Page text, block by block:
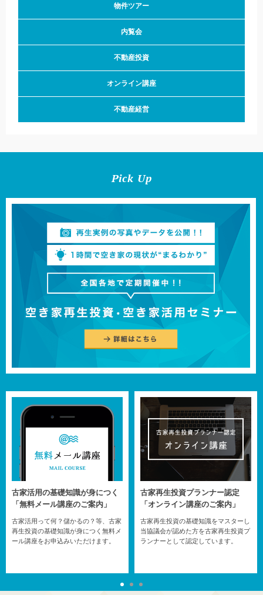
物件ツアー
内覧会
不動産投資
オンライン講座
不動産経営
Pick Up
古家活用の基礎知識が身につく
「無料メール講座のご案内」
古家活用って何？儲かるの？等、古家
再生投資の基礎知識が身につく無料メ
ール講座をお申込みいただけます。
古家再生投資プランナー認定
「オンライン講座のご案内」
古家再生投資の基礎知識をマスターし
当協議会が認めた方を古家再生投資プ
ランナーとして認定しています。